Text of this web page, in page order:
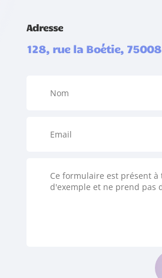
Adresse
128, rue la Boétie,